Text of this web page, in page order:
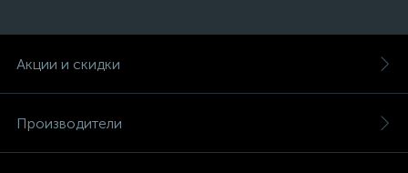
Акции и скидки
Производители